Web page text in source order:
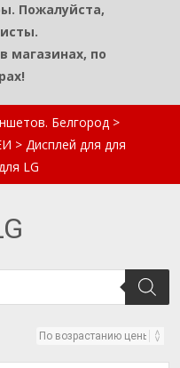
Пожалуйста,
магазинах, по
Белгород >
> Дисплей для для
LG